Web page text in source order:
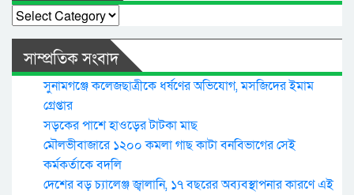
Categories
সাম্প্রতিক সংবাদ
সুনামগঞ্জে কলেজছাত্রীকে ধর্ষণের অভিযোগ, মসজিদের ইমাম
গ্রেপ্তার
সড়কের পাশে হাওড়ের টাটকা মাছ
মৌলভীবাজারে ১২০০ কমলা গাছ কাটা বনবিভাগের সেই
কর্মকর্তাকে বদলি
দেশের বড় চ্যালেঞ্জ জ্বালানি, ১৭ বছরের অব্যবস্থাপনার কারণে এই